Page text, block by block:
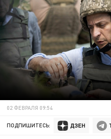
02 ФЕВРАЛЯ 09:54
ПОДПИШИТЕСЬ: